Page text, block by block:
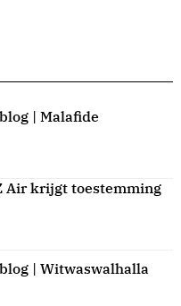
| Malafide
Air krijgt toestemming
| Witwaswalhalla